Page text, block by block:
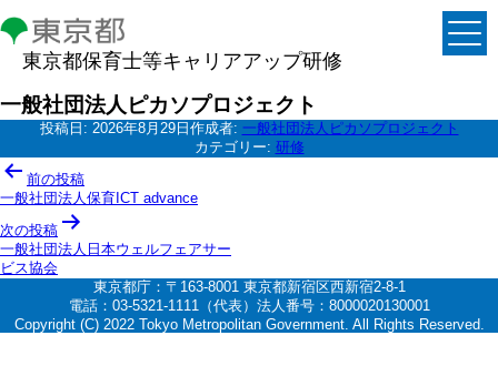
東京都保育士等キャリアアップ研修
一般社団法人ピカソプロジェクト
投稿日: 2026年8月29日 作成者: 一般社団法人ピカソプロジェクト
カテゴリー: 研修
投
稿
ナ
ビ
ゲ
ー
前の投稿
一般社団法人保育ICT advance
次の投稿
一般社団法人日本ウェルフェアサー
ビス協会
東京都庁：〒163-8001 東京都新宿区西新宿2-8-1
電話：03-5321-1111（代表）法人番号：8000020130001
Copyright (C) 2022 Tokyo Metropolitan Government. All Rights Reserved.